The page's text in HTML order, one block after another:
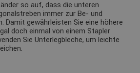
so auf, dass die unteren
immer zur Be- und
Damit gewährleisten Sie eine höhere
doch einmal von einem Stapler
Sie Unterlegbleche, um leichte